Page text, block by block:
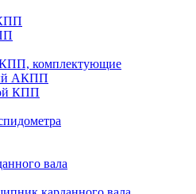
комплектующие
АКПП
КПП
вала